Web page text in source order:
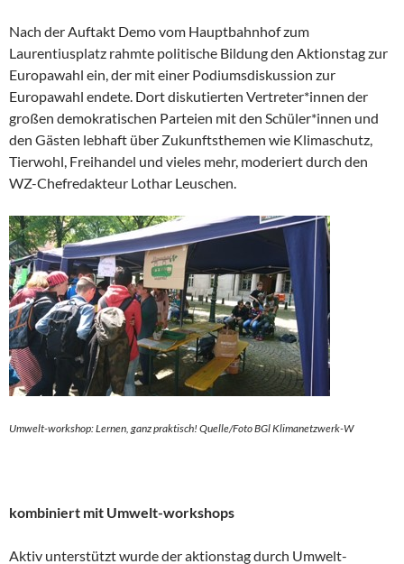
Nach der Auftakt Demo vom Hauptbahnhof zum
Laurentiusplatz rahmte politische Bildung den Aktionstag zur
Europawahl ein, der mit einer Podiumsdiskussion zur
Europawahl endete. Dort diskutierten Vertreter*innen der
großen demokratischen Parteien mit den Schüler*innen und
den Gästen lebhaft über Zukunftsthemen wie Klimaschutz,
Tierwohl, Freihandel und vieles mehr, moderiert durch den
WZ-Chefredakteur Lothar Leuschen.
Umwelt-workshop: Lernen, ganz praktisch! Quelle/Foto BGlKlimanetzwerk-W
kombiniert mit Umwelt-workshops
Aktiv unterstützt wurde der aktionstag durch Umwelt-